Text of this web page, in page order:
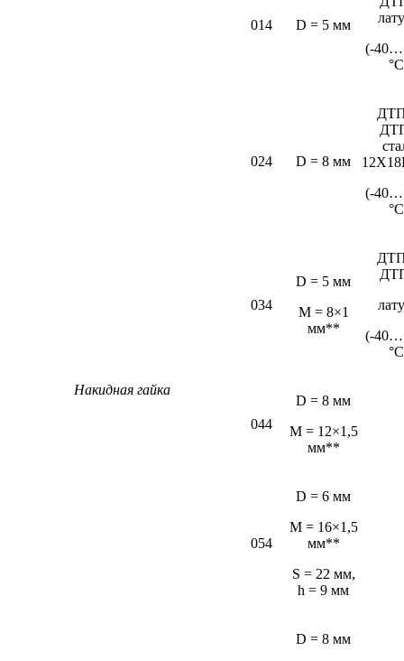
014 D = 5 мм
(-
024 D = 8 мм
(-
Накидная гайка
034
D = 5 мм
М = 8×1
мм**
(-
044
D = 8 мм
M = 12×1,5
мм**
054
D = 6 мм
М = 16×1,5
мм**
S = 22 мм,
h = 9 мм
D = 8 мм